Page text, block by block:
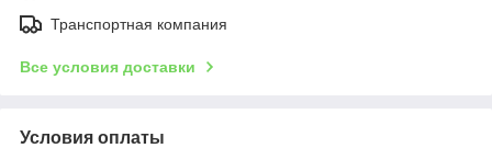
Транспортная компания
Все условия доставки
Условия оплаты